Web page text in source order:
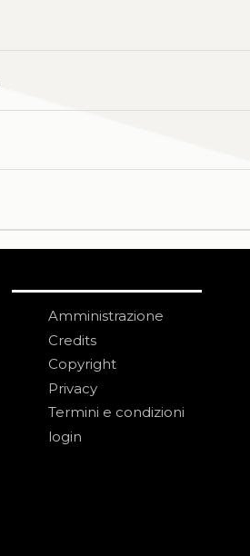
Amministrazione
Credits
Copyright
Privacy
Termini e condizioni
login